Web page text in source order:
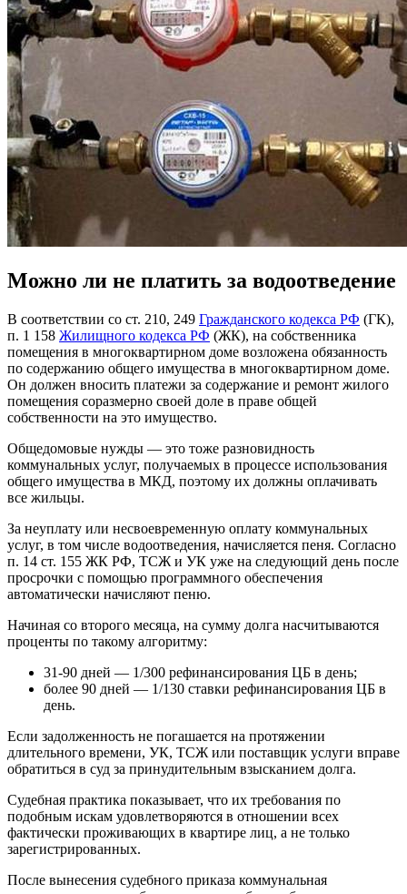
Можно ли не платить за водоотведение
В соответствии со ст. 210, 249 Гражданского кодекса РФ (ГК),
п. 1 158 Жилищного кодекса РФ (ЖК), на собственника
помещения в многоквартирном доме возложена обязанность
по содержанию общего имущества в многоквартирном доме.
Он должен вносить платежи за содержание и ремонт жилого
помещения соразмерно своей доле в праве общей
собственности на это имущество.
Общедомовые нужды — это тоже разновидность
коммунальных услуг, получаемых в процессе использования
общего имущества в МКД, поэтому их должны оплачивать
все жильцы.
За неуплату или несвоевременную оплату коммунальных
услуг, в том числе водоотведения, начисляется пеня. Согласно
п. 14 ст. 155 ЖК РФ, ТСЖ и УК уже на следующий день после
просрочки с помощью программного обеспечения
автоматически начисляют пеню.
Начиная со второго месяца, на сумму долга насчитываются
проценты по такому алгоритму:
31-90 дней — 1/300 рефинансирования ЦБ в день;
более 90 дней — 1/130 ставки рефинансирования ЦБ в
день.
Если задолженность не погашается на протяжении
длительного времени, УК, ТСЖ или поставщик услуги вправе
обратиться в суд за принудительным взысканием долга.
Судебная практика показывает, что их требования по
подобным искам удовлетворяются в отношении всех
фактически проживающих в квартире лиц, а не только
зарегистрированных.
После вынесения судебного приказа коммунальная